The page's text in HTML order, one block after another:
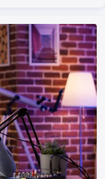
έρευνα. Πώς